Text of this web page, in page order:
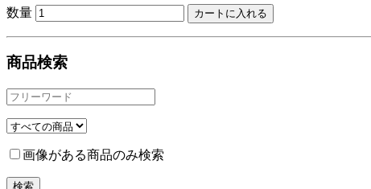
数量
商品検索
画像がある商品のみ検索